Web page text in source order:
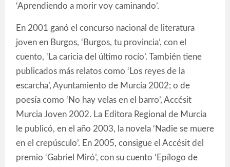
‘Aprendiendo a morir voy caminando’.
En 2001 ganó el concurso nacional de literatura
joven en Burgos, ‘Burgos, tu provincia’, con el
cuento, ‘La caricia del último rocío’. También tiene
publicados más relatos como ‘Los reyes de la
escarcha’, Ayuntamiento de Murcia 2002; o de
poesía como ‘No hay velas en el barro’, Accésit
Murcia Joven 2002. La Editora Regional de Murcia
le publicó, en el año 2003, la novela ‘Nadie se muere
en el crepúsculo’. En 2005, consigue el Accésit del
premio ‘Gabriel Miró’, con su cuento ‘Epílogo de